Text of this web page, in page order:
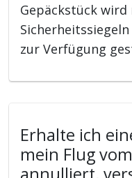
Gepäckstück
zur Verfügung
Erhalte ich
mein Flug